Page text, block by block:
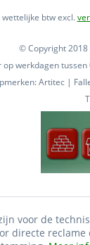
btw excl.
© Copyright 2018
werkdagen
Artitec |
voor de
directe